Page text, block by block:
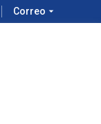
Correo arrow_drop_down